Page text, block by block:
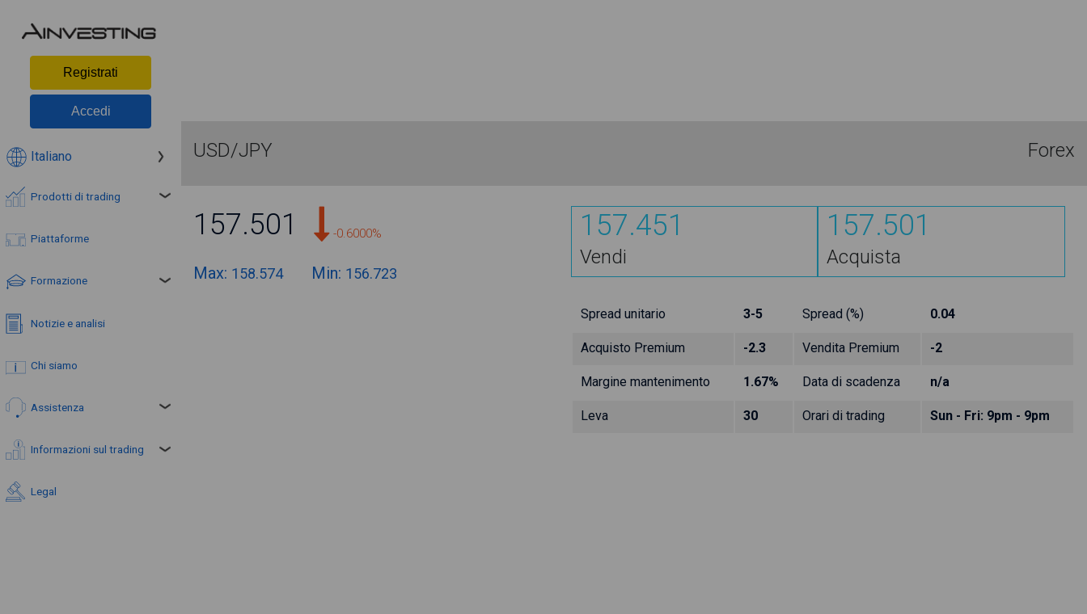
Registrati
Accedi
Italiano
Prodotti di trading
Piattaforme
Formazione
Notizie e analisi
Chi siamo
Assistenza
Informazioni sul trading
Legal
USD/JPY Forex
157.501 -0.6000%
Max: 158.574 Min: 156.723
157.451
Vendi
157.501
Acquista
Spread unitario 3-5 Spread (%) 0.04
Acquisto Premium -2.3 Vendita Premium -2
Margine mantenimento 1.67% Data di scadenza n/a
Leva 30 Orari di trading Sun - Fri: 9pm - 9pm